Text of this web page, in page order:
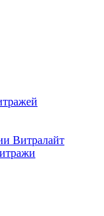
Витралайт